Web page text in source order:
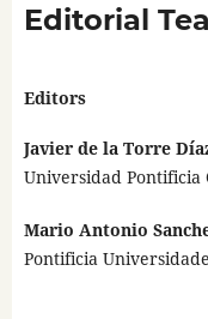
Editorial
Editors
Javier de la Torre
Universidad Pontificia
Mario Antonio
Pontificia